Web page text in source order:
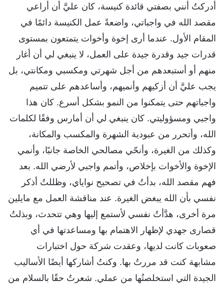
أدركتُ أنني بصفتي قائدة كنيسة، كان عليَّ أن أراعي
مقصد الله في واجباتي، واضعةً عمل الكنيسة دائمًا في
المقام الأول. عندما أرى إخوة وأخوات يتمتعون بمستوى
قدرات جيد وقدرة جيدة على العمل، لا ينبغي لي أن أغار
منهم أو أستبعدهم من أجل شهرتي ومكسبي ومكانتي، بل
يجب عليَّ أن أزكيهم وأنميهم، وأساعدهم على تتميم
واجباتهم حتى يتمكنوا من النمو بشكل أسرع. كان هذا
واجبي ومسؤوليتي. كان ينبغي لي أن أمارس وفقًا لكلمات
الله، وأتحرر من عبودية الشهرة والمكسب والمكانة،
وكذلك من الغيرة، وأنحّي مصالحي الخاصة جانبًا، وأنمي
الإخوة والأخوات بإخلاص، وأتمم واجبي لأرضي الله. بعد
فهم مقصد الله، بدأتُ في تصحيح نواياي، وظللتُ أذكر
نفسي بأن الله يبغض الغيرة. عند مناقشة العمل مع مايلين
مرة أخرى، هدَّأتُ نفسي لأستمع إليها وهي تتحدث، وبذلتُ
قصارى جهدي لإظهار الاهتمام بها ومساعدتها في أي
صعوبات كانت لديها، وعقدت شركة حول اختبارات
مشابهة كنت قد مررتُ بها. وكنتُ أشاركها أيضًا الأساليب
الجيدة التي استخلصتُها من عملي. شعرتُ حقًا بالسلام من